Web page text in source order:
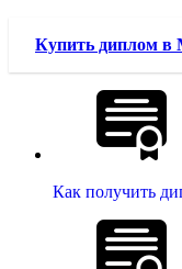
Купить диплом в
Как получить